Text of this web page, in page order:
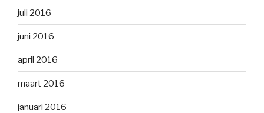
juli 2016
juni 2016
april 2016
maart 2016
januari 2016